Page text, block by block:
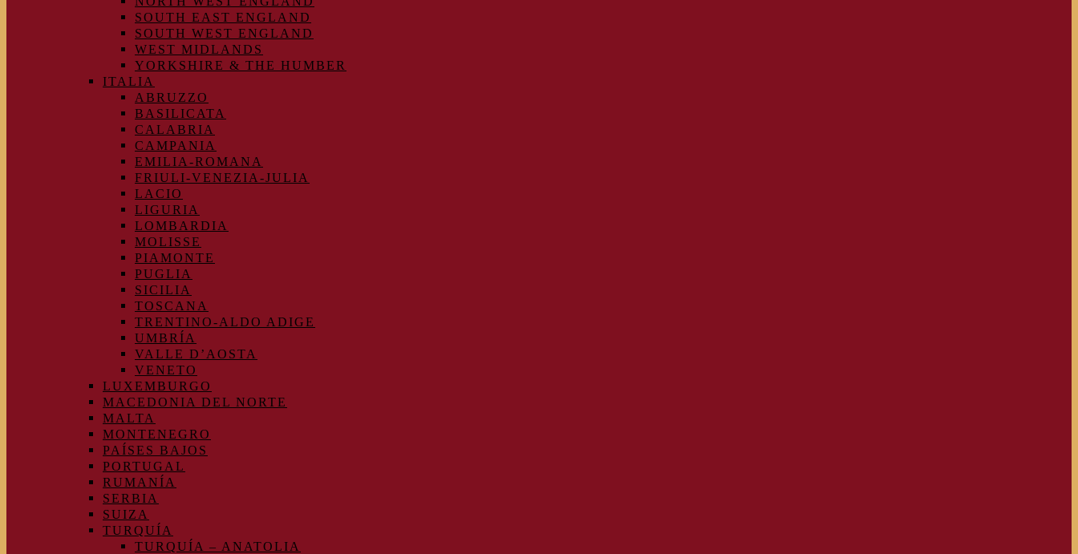
SOUTH EAST ENGLAND
SOUTH WEST ENGLAND
WEST MIDLANDS
YORKSHIRE & THE HUMBER
ITALIA
ABRUZZO
BASILICATA
CALABRIA
CAMPANIA
EMILIA-ROMANA
FRIULI-VENEZIA-JULIA
LACIO
LIGURIA
LOMBARDIA
MOLISSE
PIAMONTE
PUGLIA
SICILIA
TOSCANA
TRENTINO-ALDO ADIGE
UMBRÍA
VALLE D’AOSTA
VENETO
LUXEMBURGO
MACEDONIA DEL NORTE
MALTA
MONTENEGRO
PAÍSES BAJOS
PORTUGAL
RUMANÍA
SERBIA
SUIZA
TURQUÍA
TURQUÍA – ANATOLIA